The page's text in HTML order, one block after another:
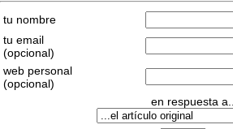
tu nombre
tu email
(opcional)
web personal
(opcional)
en respuesta a...